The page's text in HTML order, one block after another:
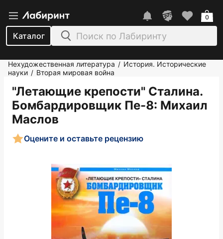
Каталог
0
Нехудожественная литература / История. Исторические
науки / Вторая мировая война
"Летающие крепости" Сталина.
Бомбардировщик Пе-8: Михаил
Маслов
Оцените и оставьте рецензию